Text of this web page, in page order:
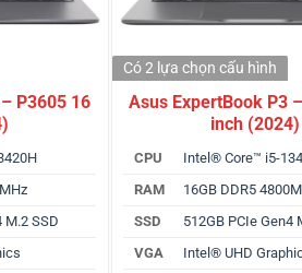
P3605 16
M.2 SSD
Asus ExpertBook P3
inch (2024)
CPU
Intel® Core™ i5-
RAM
16GB DDR5
SSD
512GB PCIe Gen4
VGA
Intel® UHD
Có 2 lựa chọn cấu hình